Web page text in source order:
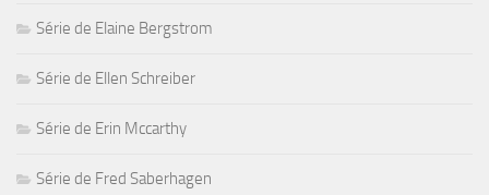
Série de Elaine Bergstrom
Série de Ellen Schreiber
Série de Erin Mccarthy
Série de Fred Saberhagen